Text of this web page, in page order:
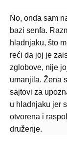
No, onda sam
bazi senfa.
hladnjaku, što
reći da joj je
zglobove, nije
umanjila. Žena
sajtovi za
u hladnjaku jer
otvorena i
druženje.